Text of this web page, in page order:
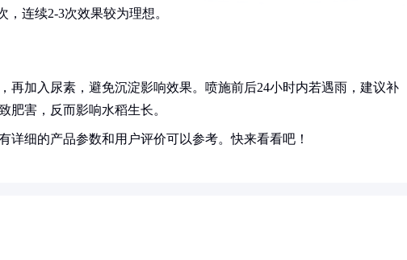
连续2-3次效果较为理想。
再加入尿素，避免沉淀影响效果。喷施前后24小时内若遇雨，建议补
肥害，反而影响水稻生长。
详细的产品参数和用户评价可以参考。快来看看吧！